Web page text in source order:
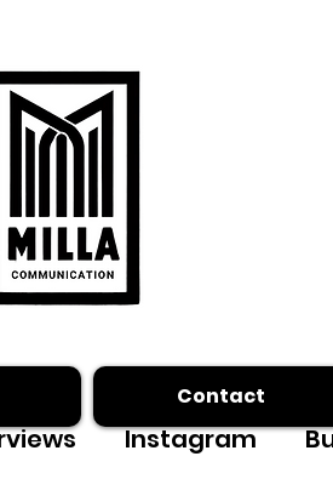
Instagram
Contact